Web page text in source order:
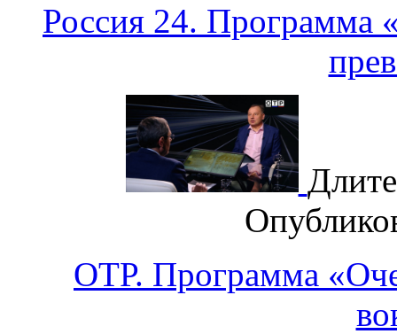
Россия 24. Программа
ОТР. Программа